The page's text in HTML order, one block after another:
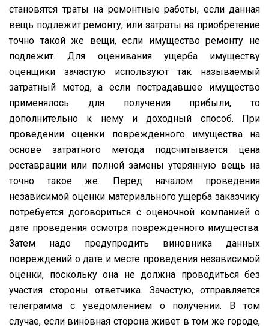
становятся траты на ремонтные работы, если данная
вещь подлежит ремонту, или затраты на приобретение
точно такой же вещи, если имущество ремонту не
подлежит. Для оценивания ущерба имуществу
оценщики зачастую используют так называемый
затратный метод, а если пострадавшее имущество
применялось для получения прибыли, то
дополнительно к нему и доходный способ. При
проведении оценки поврежденного имущества на
основе затратного метода подсчитывается цена
реставрации или полной замены утерянную вещь на
точно такое же. Перед началом проведения
независимой оценки материального ущерба заказчику
потребуется договориться с оценочной компанией о
дате проведения осмотра поврежденного имущества.
Затем надо предупредить виновника данных
повреждений о дате и месте проведения независимой
оценки, поскольку она не должна проводиться без
участия стороны ответчика. Зачастую, отправляется
телеграмма с уведомлением о получении. В том
случае, если виновная сторона живет в том же городе,